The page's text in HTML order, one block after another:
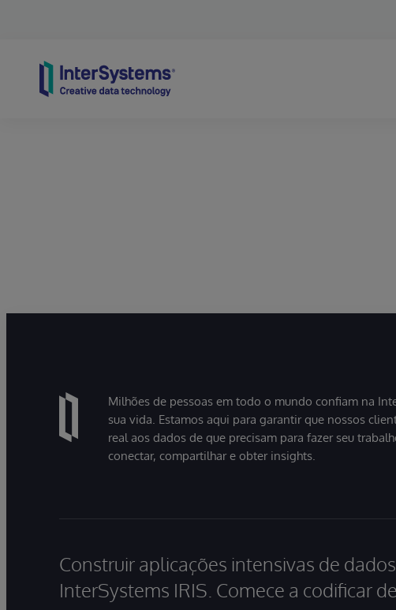
Milhões de pessoas em todo o mundo confiam na
sua vida. Estamos aqui para garantir que nossos
real aos dados de que precisam para fazer seu
conectar, compartilhar e obter insights.
Construir aplicações intensivas de
InterSystems IRIS. Comece a codificar